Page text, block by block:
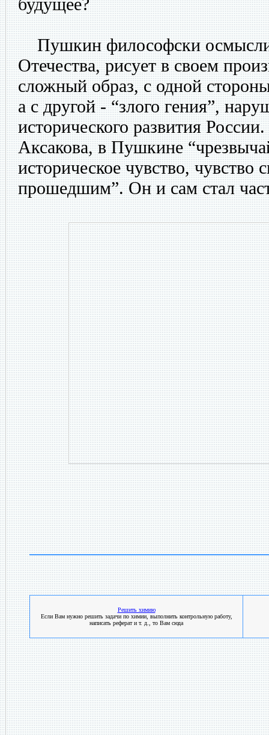
Пушкин философски
Отечества, рисует в своем
сложный образ, с одной
а с другой - “злого гения”,
исторического развития
Аксакова, в Пушкине
историческое чувство, чувство
прошедшим”. Он и сам стал
Решить химию
Если Вам нужно решить задачи по химии, выполнить контрольную работу,
написать реферат и т. д., то Вам сюда